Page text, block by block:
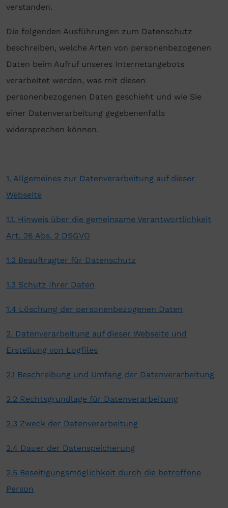
verstanden.
Die folgenden Ausführungen zum Datenschutz
beschreiben, welche Arten von personenbezogenen
Daten beim Aufruf unseres Internetangebots
verarbeitet werden, was mit diesen
personenbezogenen Daten geschieht und wie Sie
einer Datenverarbeitung gegebenenfalls
widersprechen können.
1. Allgemeines zur Datenverarbeitung auf dieser
Webseite
1.1. Hinweis über die gemeinsame Verantwortlichkeit
Art. 26 Abs. 2 DSGVO
1.2 Beauftragter für Datenschutz
1.3 Schutz Ihrer Daten
1.4 Löschung der personenbezogenen Daten
2. Datenverarbeitung auf dieser Webseite und
Erstellung von Logfiles
2.1 Beschreibung und Umfang der Datenverarbeitung
2.2 Rechtsgrundlage für Datenverarbeitung
2.3 Zweck der Datenverarbeitung
2.4 Dauer der Datenspeicherung
2.5 Beseitigungsmöglichkeit durch die betroffene
Person